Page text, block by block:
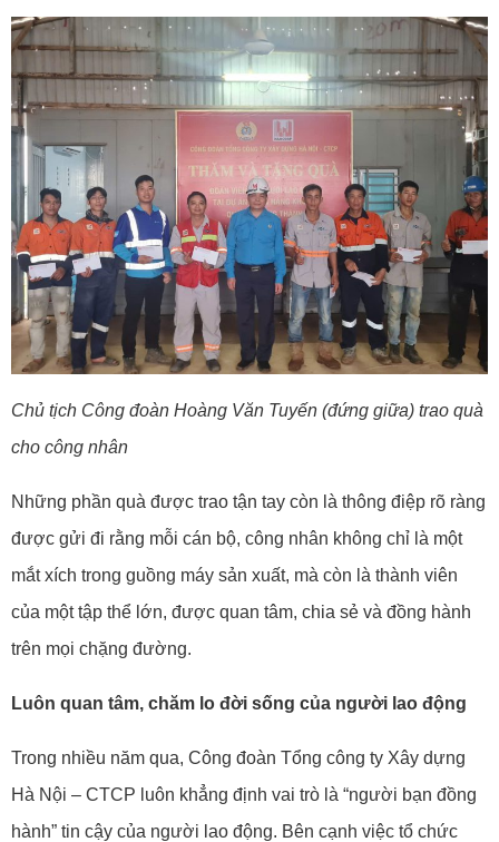
Chủ tịch Công đoàn Hoàng Văn Tuyến (đứng giữa) trao quà
cho công nhân
Những phần quà được trao tận tay còn là thông điệp rõ ràng
được gửi đi rằng mỗi cán bộ, công nhân không chỉ là một
mắt xích trong guồng máy sản xuất, mà còn là thành viên
của một tập thể lớn, được quan tâm, chia sẻ và đồng hành
trên mọi chặng đường.
Luôn quan tâm, chăm lo đời sống của người lao động
Trong nhiều năm qua, Công đoàn Tổng công ty Xây dựng
Hà Nội – CTCP luôn khẳng định vai trò là “người bạn đồng
hành” tin cậy của người lao động. Bên cạnh việc tổ chức